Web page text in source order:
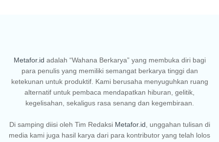
Metafor.id adalah “Wahana Berkarya” yang membuka diri bagi
para penulis yang memiliki semangat berkarya tinggi dan
ketekunan untuk produktif. Kami berusaha menyuguhkan ruang
alternatif untuk pembaca mendapatkan hiburan, gelitik,
kegelisahan, sekaligus rasa senang dan kegembiraan.
Di samping diisi oleh Tim Redaksi Metafor.id , unggahan tulisan di
media kami juga hasil karya dari para kontributor yang telah lolos